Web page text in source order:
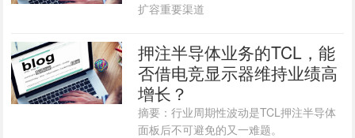
扩容重要渠道
押注半导体业务的TCL，能
否借电竞显示器维持业绩高
增长？
摘要：行业周期性波动是TCL押注半导体
面板后不可避免的又一难题。